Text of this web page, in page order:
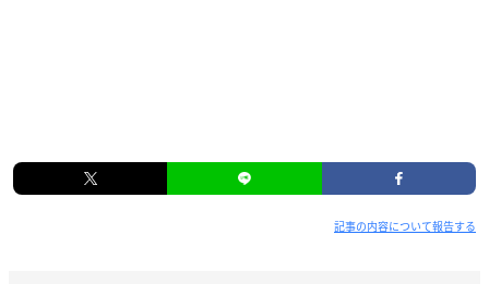
記事の内容について報告する